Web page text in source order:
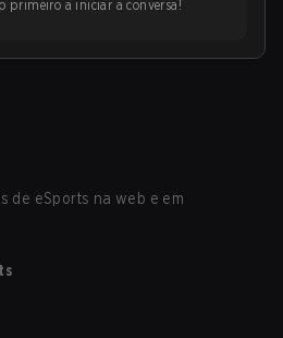
primeiro a iniciar a conversa!
de eSports na web e em